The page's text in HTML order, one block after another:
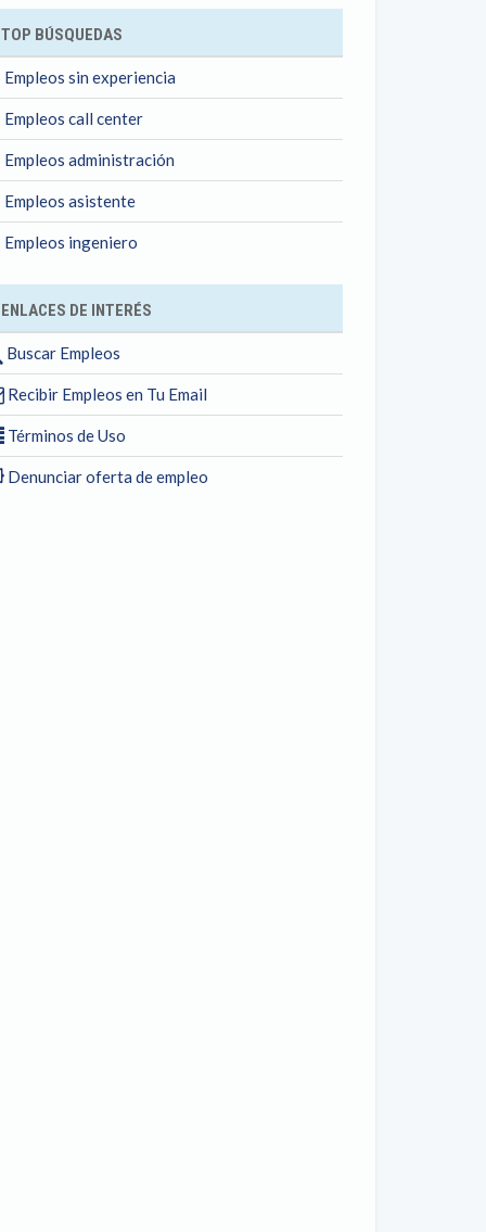
TOP BÚSQUEDAS
Empleos sin experiencia
Empleos call center
Empleos administración
Empleos asistente
Empleos ingeniero
ENLACES DE INTERÉS
Buscar Empleos
Recibir Empleos en Tu Email
Términos de Uso
Denunciar oferta de empleo